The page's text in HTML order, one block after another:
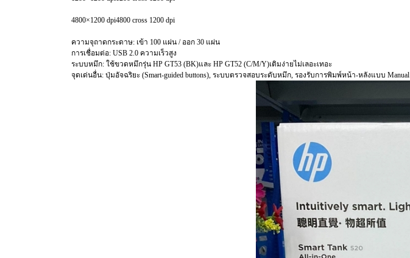
4800×1200 dpi4800 cross 1200 dpi
ความจุถาดกระดาษ: เข้า 100 แผ่น / ออก 30 แผ่น
การเชื่อมต่อ: USB 2.0 ความเร็วสูง
ระบบหมึก: ใช้ขวดหมึกรุ่น HP GT53 (BK)และ HP GT52 (C/M/Y)เติมง่ายไม่เลอะเทอะ
จุดเด่นอื่น: ปุ่มอัจฉริยะ (Smart-guided buttons), ระบบตรวจสอบระดับหมึก, รองรับการพิมพ์หน้า-หลังแบบ Manual